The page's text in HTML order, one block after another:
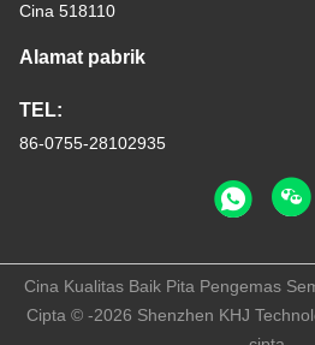
Cina 518110
Alamat pabrik
TEL:
86-0755-28102935
Cina Kualitas Baik Pita Pengemas
Cipta © -2026 Shenzhen KHJ